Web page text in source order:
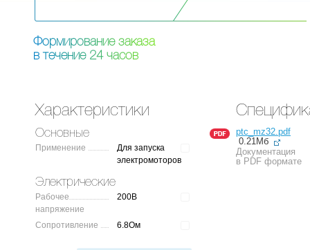
Формирование заказа
в течение 24 часов
Характеристики
Основные
Применение
Для запуска
электромоторов
Электрические
Рабочее
напряжение
200В
Сопротивление 6.8Ом
ptc_mz32.pdf
0.21Мб
Документация
в PDF формате